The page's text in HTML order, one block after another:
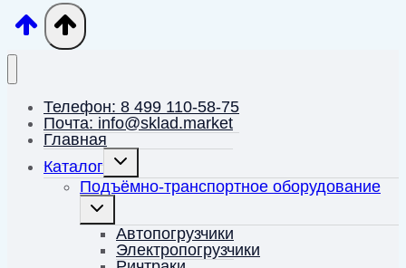
Телефон: 8 499 110-58-75
Почта: info@sklad.market
Главная
Каталог
Переключить
дочернее
меню
Подъёмно-транспортное оборудование
Переключить
дочернее
менюАвтопогрузчики
Электропогрузчики